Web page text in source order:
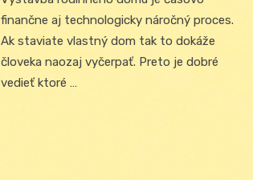
finančne aj technologicky náročný proces.
Ak staviate vlastný dom tak to dokáže
človeka naozaj vyčerpať. Preto je dobré
vedieť ktoré …